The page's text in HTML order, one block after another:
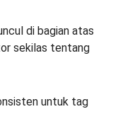
di bagian atas
sekilas tentang
untuk tag